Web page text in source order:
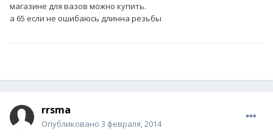
магазине для вазов можно купить.
а 65 если не ошибаюсь длинна резьбы
rrsma
Опубликовано 3 февраля, 2014